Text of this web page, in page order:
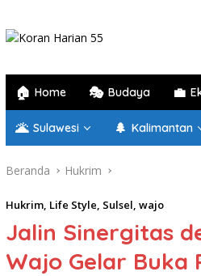
🏠 Home 🎭 Budaya 💼
🌋 Sulawesi 🌲 Kalimantan
Beranda Hukrim
Hukrim, Life Style, Sulsel, wajo
Jalin Sinergitas
Wajo Gelar Buka